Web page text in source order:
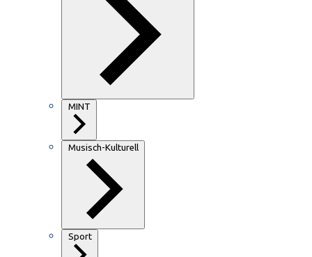
MINT
Musisch-Kulturell
Sport